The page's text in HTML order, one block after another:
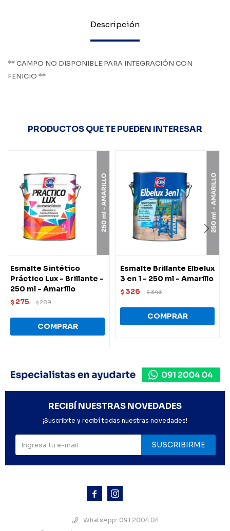
Descripción
** CAMPO NO DISPONIBLE PARA INTEGRACIÓN CON
FENICIO **
PRODUCTOS QUE TE PUEDEN INTERESAR
Esmalte Sintético
Práctico Lux - Brillante -
250 ml - Amarillo
$ 275 $289
Esmalte Brillante Elbelux
3 en 1 - 250 ml - Amarillo
$ 326 $343
 
WhatsApp: 091 2004 04
RECIBÍ NUESTRAS NOVEDADES
¡Suscribite y recibí todas nuestras novedades!
SUSCRIBIRME